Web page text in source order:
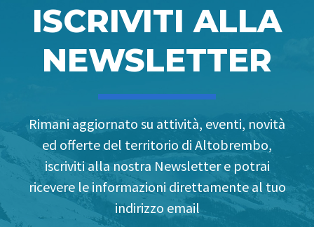
ISCRIVITI ALLA
NEWSLETTER
Rimani aggiornato su attività, eventi, novità
ed offerte del territorio di Altobrembo,
iscriviti alla nostra Newsletter e potrai
ricevere le informazioni direttamente al tuo
indirizzo email